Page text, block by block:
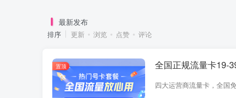
最新发布
排序 更新 浏览 点赞 评论
置顶 全国正规流量卡19-
四大运营商流量卡，全国